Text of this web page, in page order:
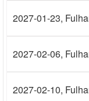
2027-01-23,
2027-02-06,
2027-02-10,